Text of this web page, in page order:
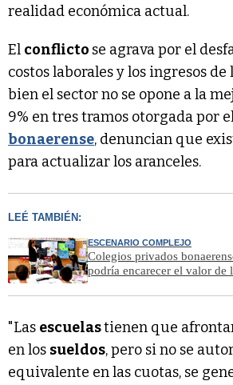
realidad económica actual.
El conflicto se agrava por el
costos laborales y los ingresos de
bien el sector no se opone a la
9% en tres tramos otorgada por
bonaerense, denuncian que
para actualizar los aranceles.
LEÉ TAMBIÉN:
ESCENARIO COMPLEJO
Colegios privados
podría encarecer el valor de
"Las escuelastienen que
en los sueldos, pero si no se
equivalente en las cuotas, se